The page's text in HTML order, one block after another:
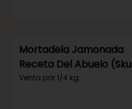
Mortadela Jamonada
Receta Del Abuelo (Sku
177)
Venta por 1/4 kg.